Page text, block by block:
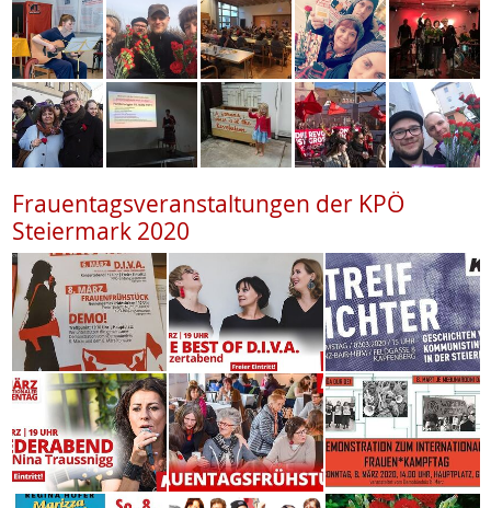
Frauentagsveranstaltungen der KPÖ
Steiermark 2020